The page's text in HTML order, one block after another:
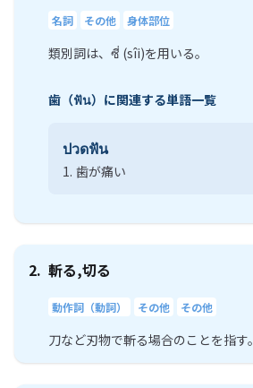
名詞 その他 身体部位
類別詞は、ซี่ (sîi)を用いる。
歯（ฟัน）に関連する単語一覧
ปวดฟัน
1. 歯が痛い
2. 斬る,切る
動作詞（動詞） その他 その他
刀など刃物で斬る場合のことを指す。